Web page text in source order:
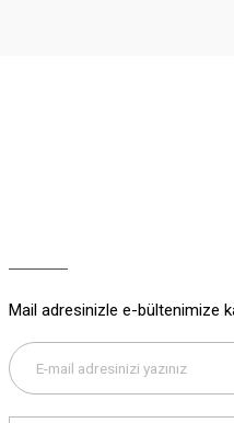
Mail adresinizle e-bültenimize